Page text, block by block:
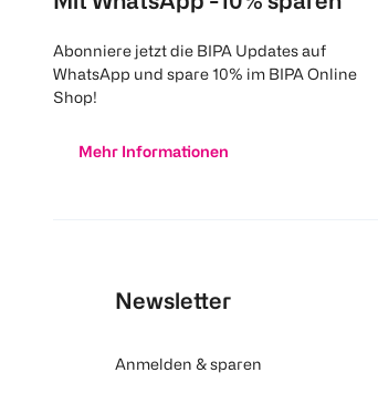
Abonniere jetzt die BIPA Updates auf
WhatsApp und spare 10% im BIPA Online
Shop!
Mehr Informationen
Newsletter
Anmelden & sparen